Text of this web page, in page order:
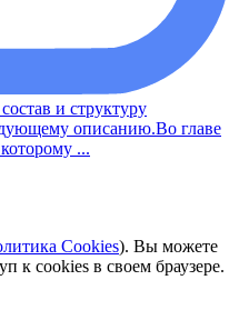
и структуру
описанию.Во главе
...
Cookies). Вы можете
к cookies в своем браузере.